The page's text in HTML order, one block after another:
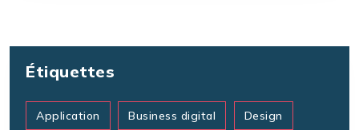
Étiquettes
Application Business digital Design